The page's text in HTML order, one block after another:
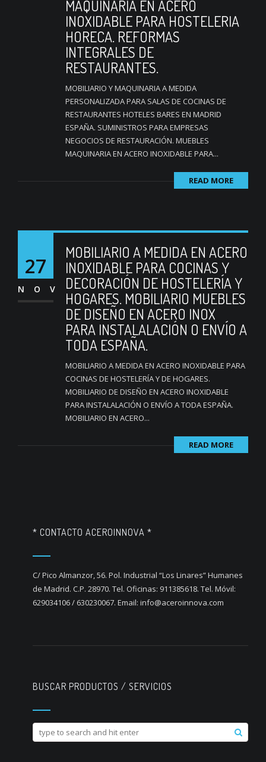
MAQUINARIA EN ACERO
INOXIDABLE PARA HOSTELERIA
HORECA. REFORMAS
INTEGRALES DE
RESTAURANTES.
MOBILIARIO Y MAQUINARIA A MEDIDA
PERSONALIZADA PARA SALAS DE COCINAS DE
RESTAURANTES HOTELES BARES EN MADRID
ESPAÑA. SUMINISTROS PARA EMPRESAS
NEGOCIOS DE RESTAURACIÓN. MUEBLES
MAQUINARIA EN ACERO INOXIDABLE PARA...
READ MORE
27
NOV
MOBILIARIO A MEDIDA EN ACERO
INOXIDABLE PARA COCINAS Y
DECORACIÓN DE HOSTELERÍA Y
HOGARES. MOBILIARIO MUEBLES
DE DISEÑO EN ACERO INOX
PARA INSTALALACIÓN O ENVÍO A
TODA ESPAÑA.
MOBILIARIO A MEDIDA EN ACERO INOXIDABLE PARA
COCINAS DE HOSTELERÍA Y DE HOGARES.
MOBILIARIO DE DISEÑO EN ACERO INOXIDABLE
PARA INSTALALACIÓN O ENVÍO A TODA ESPAÑA.
MOBILIARIO EN ACERO...
READ MORE
* CONTACTO ACEROINNOVA *
C/ Pico Almanzor, 56. Pol. Industrial “Los Linares” Humanes
de Madrid. C.P. 28970. Tel. Oficinas: 911385618. Tel. Móvil:
629034106 / 630230067. Email: info@aceroinnova.com
BUSCAR PRODUCTOS / SERVICIOS